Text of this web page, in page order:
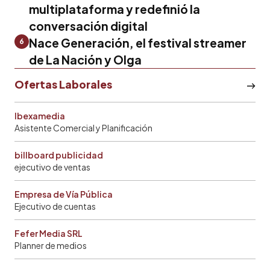
multiplataforma y redefinió la
conversación digital
6
Nace Generación, el festival streamer
de La Nación y Olga
Ofertas Laborales
Ibexamedia
Asistente Comercial y Planificación
billboard publicidad
ejecutivo de ventas
Empresa de Vía Pública
Ejecutivo de cuentas
Fefer Media SRL
Planner de medios